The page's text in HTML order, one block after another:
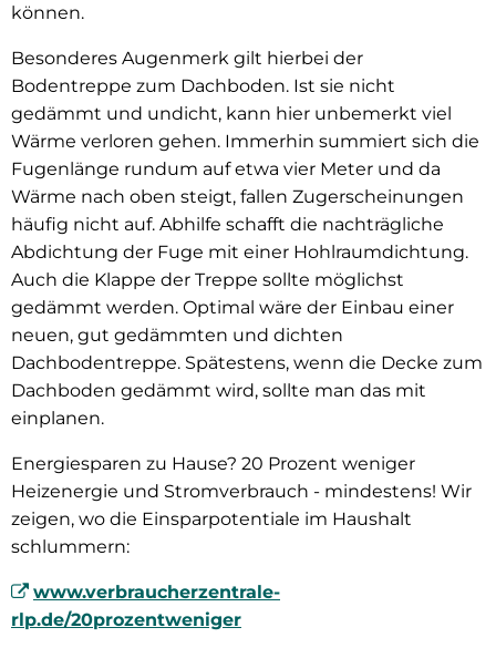
können.
Besonderes Augenmerk gilt hierbei der
Bodentreppe zum Dachboden. Ist sie nicht
gedämmt und undicht, kann hier unbemerkt viel
Wärme verloren gehen. Immerhin summiert sich die
Fugenlänge rundum auf etwa vier Meter und da
Wärme nach oben steigt, fallen Zugerscheinungen
häufig nicht auf. Abhilfe schafft die nachträgliche
Abdichtung der Fuge mit einer Hohlraumdichtung.
Auch die Klappe der Treppe sollte möglichst
gedämmt werden. Optimal wäre der Einbau einer
neuen, gut gedämmten und dichten
Dachbodentreppe. Spätestens, wenn die Decke zum
Dachboden gedämmt wird, sollte man das mit
einplanen.
Energiesparen zu Hause? 20 Prozent weniger
Heizenergie und Stromverbrauch - mindestens! Wir
zeigen, wo die Einsparpotentiale im Haushalt
schlummern:
www.verbraucherzentrale-
rlp.de/20prozentweniger